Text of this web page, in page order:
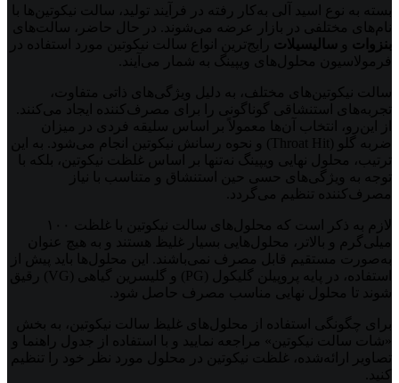
بسته به نوع اسید آلی به‌کار رفته در فرآیند تولید، سالت نیکوتین‌ها با
نام‌های مختلفی در بازار عرضه می‌شوند. در حال حاضر، سالت‌های
بنزوات و سالیسیلات
رایج‌ترین انواع سالت نیکوتین مورد استفاده در
فرمولاسیون محلول‌های ویپینگ به شمار می‌آیند.
سالت نیکوتین‌های مختلف، به دلیل ویژگی‌های ذاتی متفاوت،
تجربه‌های استنشاقی گوناگونی را برای مصرف‌کننده ایجاد می‌کنند.
از این‌رو، انتخاب آن‌ها معمولاً بر اساس سلیقه فردی در میزان
ضربه گلو (Throat Hit) و نحوه رسانش نیکوتین انجام می‌شود. به این
ترتیب، محلول نهایی ویپینگ نه‌تنها بر اساس غلظت نیکوتین، بلکه با
توجه به ویژگی‌های حسی حین استنشاق و متناسب با نیاز
مصرف‌کننده تنظیم می‌گردد.
لازم به ذکر است که محلول‌های سالت نیکوتین با غلظت ۱۰۰
میلی‌گرم و بالاتر، محلول‌هایی بسیار غلیظ هستند و به هیچ عنوان
به‌صورت مستقیم قابل مصرف نمی‌باشند. این محلول‌ها باید پیش از
استفاده، در پایه پروپیلن گلیکول (PG) و گلیسرین گیاهی (VG) رقیق
شوند تا محلول نهایی مناسب مصرف حاصل شود.
برای چگونگی استفاده از محلول‌های غلیظ سالت نیکوتین، به بخش
«شات سالت نیکوتین» مراجعه نمایید و با استفاده از جدول راهنما و
تصاویر ارائه‌شده، غلظت نیکوتین در محلول مورد نظر خود را تنظیم
کنید.